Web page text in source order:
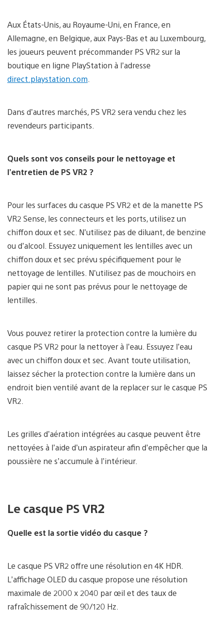
Aux États-Unis, au Royaume-Uni, en France, en
Allemagne, en Belgique, aux Pays-Bas et au Luxembourg,
les joueurs peuvent précommander PS VR2 sur la
boutique en ligne PlayStation à l’adresse
direct.playstation.com
Dans d’autres marchés, PS VR2 sera vendu chez les
revendeurs participants.
Quels sont vos conseils pour le nettoyage et
l’entretien de PS VR2 ?
Pour les surfaces du casque PS VR2 et de la manette PS
VR2 Sense, les connecteurs et les ports, utilisez un
chiffon doux et sec. N’utilisez pas de diluant, de benzine
ou d’alcool. Essuyez uniquement les lentilles avec un
chiffon doux et sec prévu spécifiquement pour le
nettoyage de lentilles. N’utilisez pas de mouchoirs en
papier qui ne sont pas prévus pour le nettoyage de
lentilles.
Vous pouvez retirer la protection contre la lumière du
casque PS VR2 pour la nettoyer à l’eau. Essuyez l’eau
avec un chiffon doux et sec. Avant toute utilisation,
laissez sécher la protection contre la lumière dans un
endroit bien ventilé avant de la replacer sur le casque PS
VR2.
Les grilles d’aération intégrées au casque peuvent être
nettoyées à l’aide d’un aspirateur afin d’empêcher que la
poussière ne s’accumule à l’intérieur.
Le casque PS VR2
Quelle est la sortie vidéo du casque ?
Le casque PS VR2 offre une résolution en 4K HDR.
L’affichage OLED du casque propose une résolution
maximale de 2000 x 2040 par œil et des taux de
rafraîchissement de 90/120 Hz.